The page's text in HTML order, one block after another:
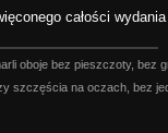
całości
oboje bez pieszczoty, bez
szczęścia na oczach, bez